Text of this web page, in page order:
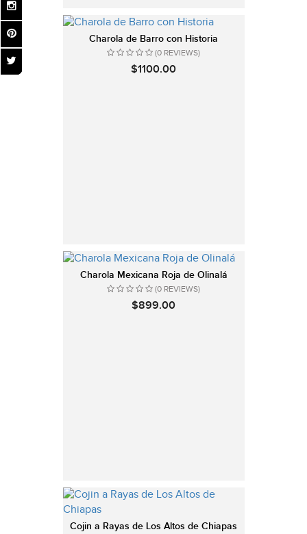
Charola de Barro con Historia
(0 REVIEWS)
$1100.00
Charola Mexicana Roja de Olinalá
(0 REVIEWS)
$899.00
Cojin a Rayas de Los Altos de Chiapas